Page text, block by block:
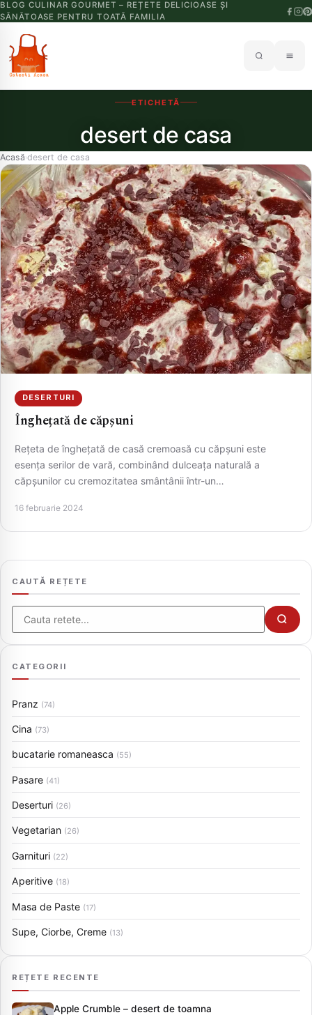
BLOG CULINAR GOURMET – REȚETE DELICIOASE ȘI
SĂNĂTOASE PENTRU TOATĂ FAMILIA
ETICHETĂ
desert de casa
Acasă›desert de casa
DESERTURI
Înghețată de căpșuni
Rețeta de înghețată de casă cremoasă cu căpșuni este
esența serilor de vară, combinând dulceața naturală a
căpșunilor cu cremozitatea smântânii într-un…
16 februarie 2024
CAUTĂ REȚETE
Cauta
CATEGORII
Pranz (74)
Cina (73)
bucatarie romaneasca (55)
Pasare (41)
Deserturi (26)
Vegetarian (26)
Garnituri (22)
Aperitive (18)
Masa de Paste (17)
Supe, Ciorbe, Creme (13)
REȚETE RECENTE
Apple Crumble – desert de toamna